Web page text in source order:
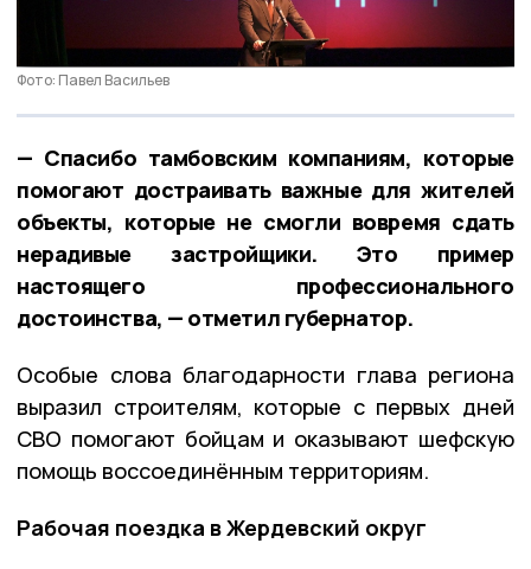
Фото: Павел Васильев
— Спасибо тамбовским компаниям, которые
помогают достраивать важные для жителей
объекты, которые не смогли вовремя сдать
нерадивые застройщики. Это пример
настоящего профессионального
достоинства, — отметил губернатор.
Особые слова благодарности глава региона
выразил строителям, которые с первых дней
СВО помогают бойцам и оказывают шефскую
помощь воссоединённым территориям.
Рабочая поездка в Жердевский округ